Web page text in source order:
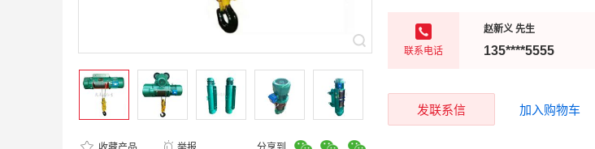
联系电话
赵新义 先生
135****5555
发联系信 加入购物车